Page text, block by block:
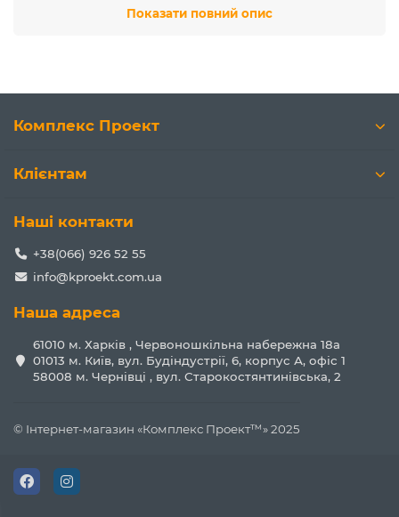
Булочки та інші продукти можна закупити у
повинна бути певних розмірів і форми. Пропонуємо
оптимальне вирішення цього питання - спеціально
призначене для цього обладнання,прес для
гамбургерів.
Що таке прес для гамбургерів і
Прес для формування котлет гамбургера призначений
фаршу. Котлети - основна складова частина багатьох
страв фаст-фуду: гамбургерів, сендвічів, бургерів.
Показати повний опис
Комплекс Проект
Клієнтам
Наші контакти
+38(066) 926 52 55
info@kproekt.com.ua
Наша адреса
61010 м. Харків , Червоношкільна набережна 18а
01013 м. Київ, вул. Будіндустрії, 6, корпус А, офіс 1
58008 м. Чернівці , вул. Старокостянтинівська, 2
© Інтернет-магазин «Комплекс Проект™» 2025